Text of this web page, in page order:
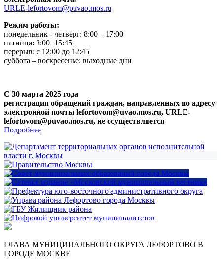
URLE-lefortovom@puvao.mos.ru
Режим работы:
понедельник - четверг: 8:00 – 17:00
пятница: 8:00 -15:45
перерыв: с 12:00 до 12:45
суббота – воскресенье: выходные дни
С 30 марта 2025 года
регистрация обращений граждан, направленных по адресу
электронной почты lefortovom@uvao.mos.ru, URLE-
lefortovom@puvao.mos.ru, не осуществляется
Подробнее
ГЛАВА МУНИЦИПАЛЬНОГО ОКРУГА ЛЕФОРТОВО В
ГОРОДЕ МОСКВЕ